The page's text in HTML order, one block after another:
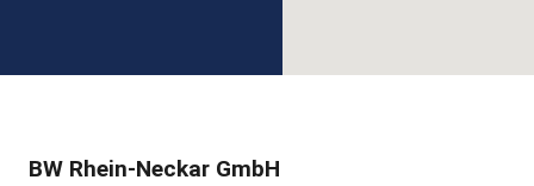
BW Rhein-Neckar GmbH